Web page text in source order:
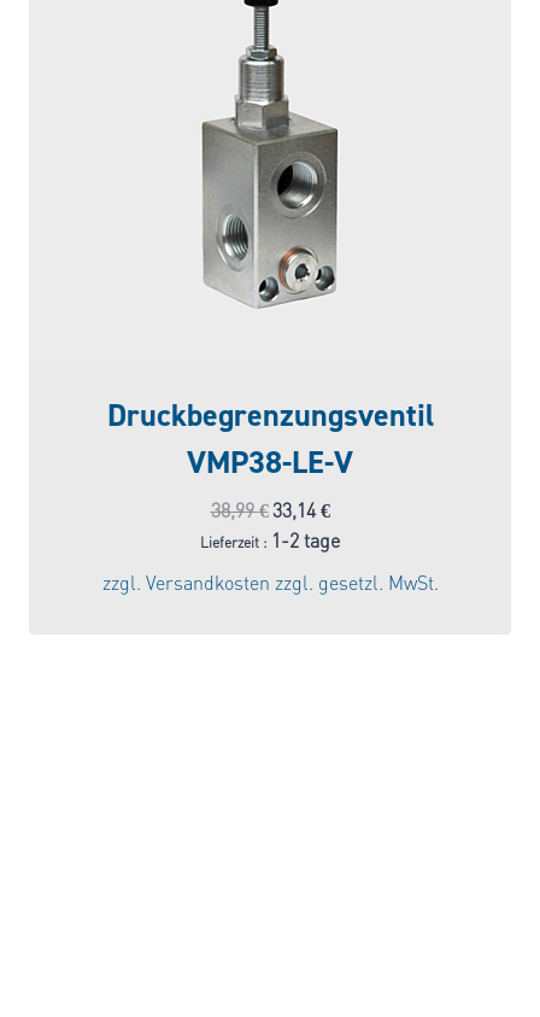
Druckbegrenzungsventil
VMP38-LE-V
38,99€Ursprünglicher
Preis
war:
38,99 €
33,14€Aktueller
Preis
Lieferzeit : 1-2 tage
zzgl. Versandkosten zzgl. gesetzl. MwSt.